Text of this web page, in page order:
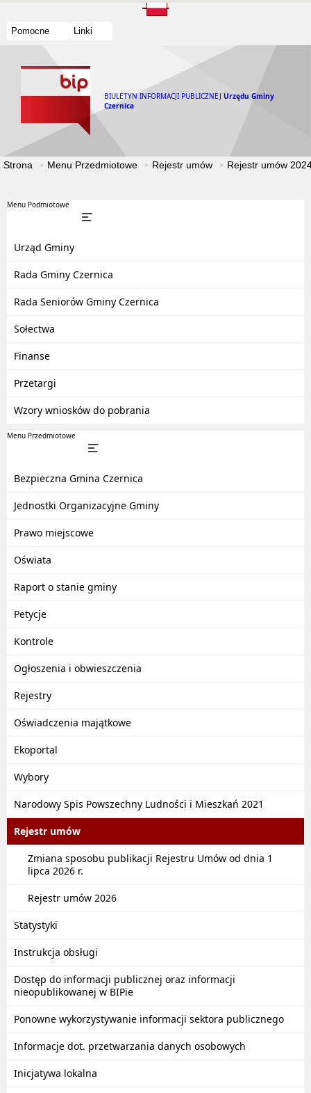
Pomocne Linki
BIULETYN INFORMACJI PUBLICZNEJ Urzędu Gminy
Czernica
Strona Menu Przedmiotowe Rejestr umów Rejestr umów
Menu Podmiotowe
Urząd Gminy
Rada Gminy Czernica
Rada Seniorów Gminy Czernica
Sołectwa
Finanse
Przetargi
Wzory wniosków do pobrania
Menu Przedmiotowe
Bezpieczna Gmina Czernica
Jednostki Organizacyjne Gminy
Prawo miejscowe
Oświata
Raport o stanie gminy
Petycje
Kontrole
Ogłoszenia i obwieszczenia
Rejestry
Oświadczenia majątkowe
Ekoportal
Wybory
Narodowy Spis Powszechny Ludności i Mieszkań 2021
Rejestr umów
Zmiana sposobu publikacji Rejestru Umów od dnia 1
lipca 2026 r.
Rejestr umów 2026
Statystyki
Instrukcja obsługi
Dostęp do informacji publicznej oraz informacji
nieopublikowanej w BIPie
Ponowne wykorzystywanie informacji sektora publicznego
Informacje dot. przetwarzania danych osobowych
Inicjatywa lokalna